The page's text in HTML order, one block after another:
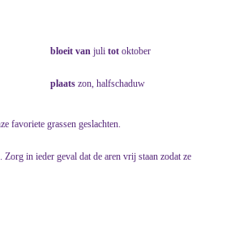
bloeit van juli tot oktober
plaats zon, halfschaduw
favoriete grassen geslachten.
in ieder geval dat de aren vrij staan zodat ze